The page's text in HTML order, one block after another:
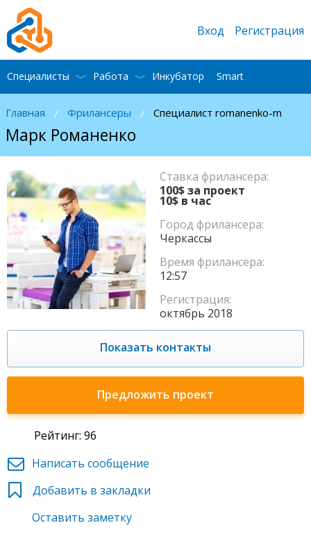
Главная / Фрилансеры / Специалист romanenko-m
Марк Романенко
Ставка фрилансера:
100$ за проект
10$ в час
Город фрилансера:
Черкассы
Время фрилансера:
12:57
Регистрация:
октябрь 2018
Показать контакты
Предложить проект
Рейтинг: 96
Написать сообщение
Добавить в закладки
Оставить заметку
Вход Регистрация
Специалисты Работа Инкубатор Smart